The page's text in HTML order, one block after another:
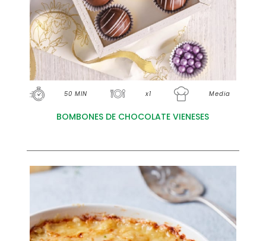
50 MIN x1 Media
BOMBONES DE CHOCOLATE VIENESES